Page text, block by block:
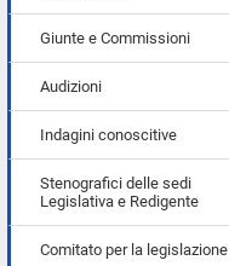
Giunte e Commissioni
Audizioni
Indagini conoscitive
Stenografici delle sedi
Legislativa e Redigente
Comitato per la legislazione